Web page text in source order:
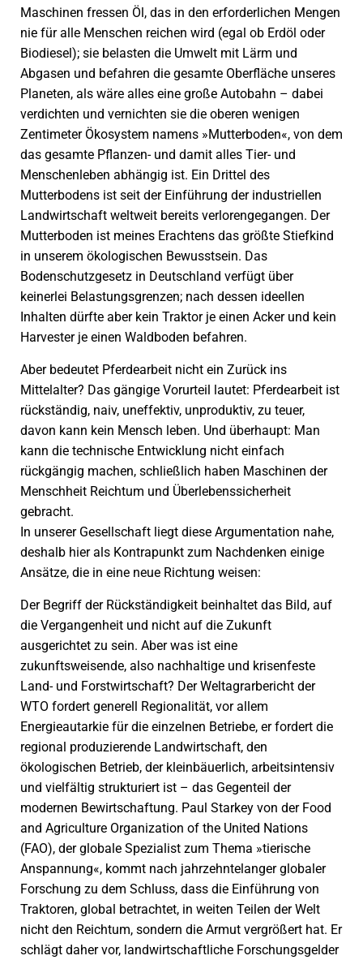
Maschinen fressen Öl, das in den erforderlichen Mengen
nie für alle Menschen reichen wird (egal ob Erdöl oder
Biodiesel); sie belasten die Umwelt mit Lärm und
Abgasen und befahren die gesamte Oberfläche unseres
Planeten, als wäre alles eine große Autobahn – dabei
verdichten und vernichten sie die oberen wenigen
Zentimeter Ökosystem namens »Mutterboden«, von dem
das gesamte Pflanzen- und damit alles Tier- und
Menschenleben abhängig ist. Ein Drittel des
Mutterbodens ist seit der Einführung der industriellen
Landwirtschaft weltweit bereits verlorengegangen. Der
Mutterboden ist meines Erachtens das größte Stiefkind
in unserem ökologischen Bewusstsein. Das
Bodenschutzgesetz in Deutschland verfügt über
keinerlei Belastungsgrenzen; nach dessen ideellen
Inhalten dürfte aber kein Traktor je einen Acker und kein
Harvester je einen Waldboden befahren.
Aber bedeutet Pferdearbeit nicht ein Zurück ins
Mittelalter? Das gängige Vorurteil lautet: Pferdearbeit ist
rückständig, naiv, uneffektiv, unproduktiv, zu teuer,
davon kann kein Mensch leben. Und überhaupt: Man
kann die technische Entwicklung nicht einfach
rückgängig machen, schließlich haben Maschinen der
Menschheit Reichtum und Überlebenssicherheit
gebracht.
In unserer Gesellschaft liegt diese Argumentation nahe,
deshalb hier als Kontrapunkt zum Nachdenken einige
Ansätze, die in eine neue Richtung weisen:
Der Begriff der Rückständigkeit beinhaltet das Bild, auf
die Vergangenheit und nicht auf die Zukunft
ausgerichtet zu sein. Aber was ist eine
zukunftsweisende, also nachhaltige und krisenfeste
Land- und Forstwirtschaft? Der Weltagrarbericht der
WTO fordert generell Regionalität, vor allem
Energieautarkie für die einzelnen Betriebe, er fordert die
regional produzierende Landwirtschaft, den
ökologischen Betrieb, der kleinbäuerlich, arbeitsintensiv
und vielfältig strukturiert ist – das Gegenteil der
modernen Bewirtschaftung. Paul Starkey von der Food
and Agriculture Organization of the United Nations
(FAO), der globale Spezialist zum Thema »tierische
Anspannung«, kommt nach jahrzehntelanger globaler
Forschung zu dem Schluss, dass die Einführung von
Traktoren, global betrachtet, in weiten Teilen der Welt
nicht den Reichtum, sondern die Armut vergrößert hat. Er
schlägt daher vor, landwirtschaftliche Forschungsgelder